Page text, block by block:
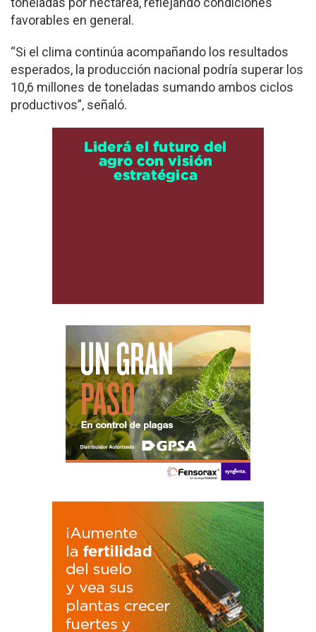
favorables en general.
“Si el clima continúa acompañando los resultados
esperados, la producción nacional podría superar los
10,6 millones de toneladas sumando ambos ciclos
productivos”, señaló.